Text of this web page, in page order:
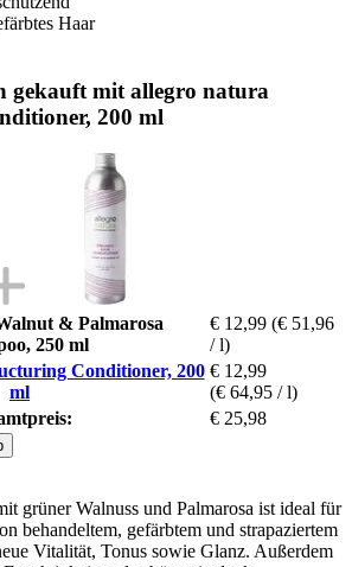
Haar
gekauft mit allegro natura
200 ml
& Palmarosa
250 ml
€ 12,99 (€ 51,96
/ l)
Conditioner, 200
ml
€ 12,99
(€ 64,95 / l)
€ 25,98
grüner Walnuss und Palmarosa ist ideal für
behandeltem, gefärbtem und strapaziertem
Vitalität, Tonus sowie Glanz. Außerdem